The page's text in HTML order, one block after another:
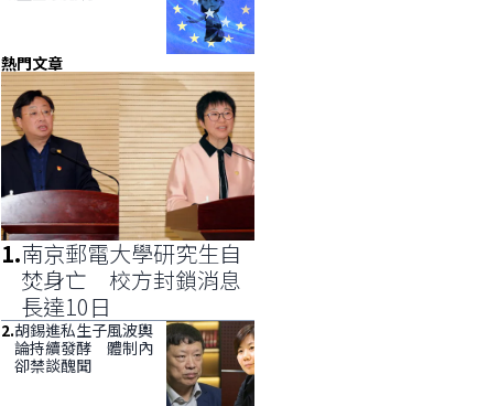
熱門文章
1.南京郵電大學研究生自
焚身亡 校方封鎖消息
長達10日
2.胡錫進私生子風波輿
論持續發酵 體制內
卻禁談醜聞